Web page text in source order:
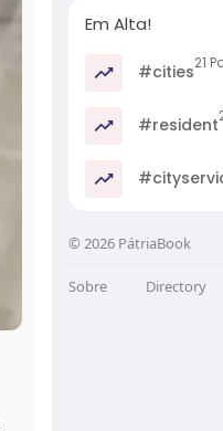
Em Alta!
#cities21
#resident
© 2026 PátriaBook
Sobre Directory